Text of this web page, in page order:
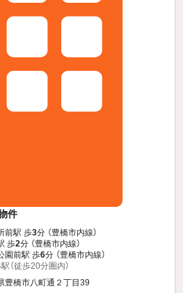
件
前駅 歩3分 （豊橋市内線）
歩2分 （豊橋市内線）
園前駅 歩6分 （豊橋市内線）
（徒歩20分圏内）
豊橋市八町通２丁目39